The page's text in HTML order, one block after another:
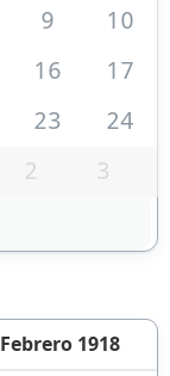
9
10
16
17
23
24
2 3
1918